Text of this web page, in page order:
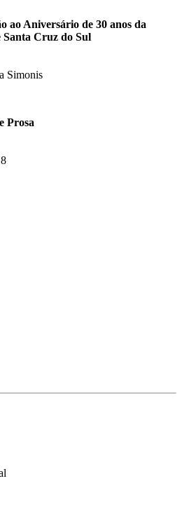
ao Aniversário de 30 anos da
Santa Cruz do Sul
Simonis
Prosa